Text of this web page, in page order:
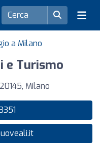
a Milano
e Turismo
Milano